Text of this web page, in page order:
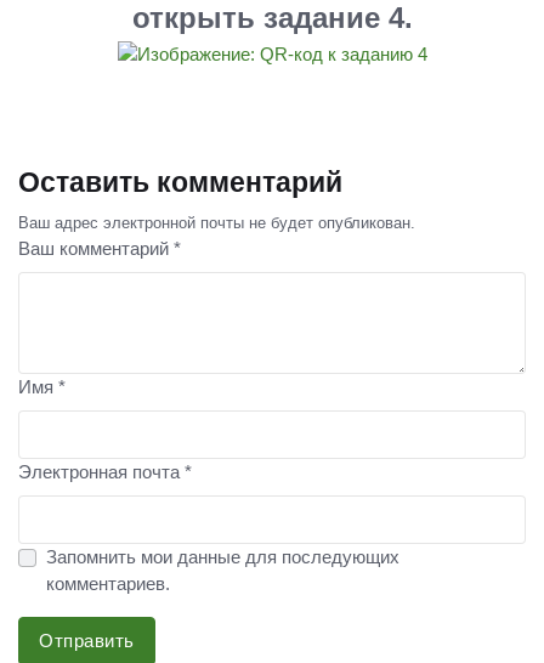
открыть задание 4.
Оставить комментарий
Ваш адрес электронной почты не будет опубликован.
Ваш комментарий *
Имя *
Электронная почта *
Запомнить мои данные для последующих
комментариев.
Отправить